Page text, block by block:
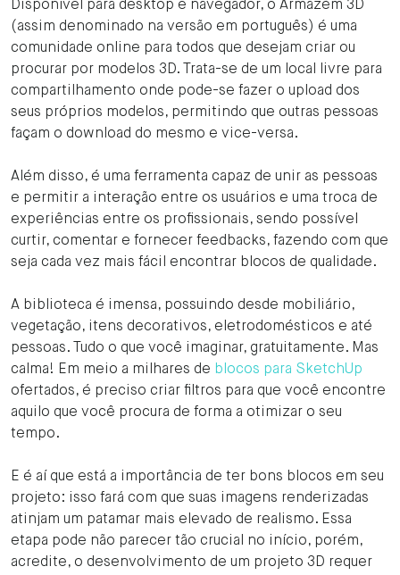
Disponível para desktop e navegador, o Armazém 3D
(assim denominado na versão em português) é uma
comunidade online para todos que desejam criar ou
procurar por modelos 3D. Trata-se de um local livre para
compartilhamento onde pode-se fazer o upload dos
seus próprios modelos, permitindo que outras pessoas
façam o download do mesmo e vice-versa.
Além disso, é uma ferramenta capaz de unir as pessoas
e permitir a interação entre os usuários e uma troca de
experiências entre os profissionais, sendo possível
curtir, comentar e fornecer feedbacks, fazendo com que
seja cada vez mais fácil encontrar blocos de qualidade.
A biblioteca é imensa, possuindo desde mobiliário,
vegetação, itens decorativos, eletrodomésticos e até
pessoas. Tudo o que você imaginar, gratuitamente. Mas
calma! Em meio a milhares de blocos para SketchUp
ofertados, é preciso criar filtros para que você encontre
aquilo que você procura de forma a otimizar o seu
tempo.
E é aí que está a importância de ter bons blocos em seu
projeto: isso fará com que suas imagens renderizadas
atinjam um patamar mais elevado de realismo. Essa
etapa pode não parecer tão crucial no início, porém,
acredite, o desenvolvimento de um projeto 3D requer